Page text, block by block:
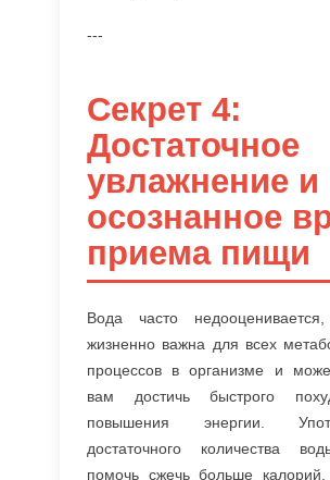
---
Секрет 4:
Достаточное
увлажнение и
осознанное
приема пищи
Вода часто
жизненно важна для всех
процессов в организме и
вам достичь быстрого
повышения энергии.
достаточного количества
помочь сжечь больше калорий,